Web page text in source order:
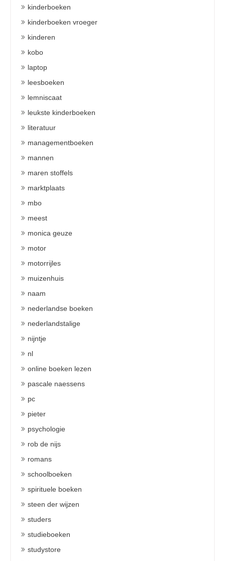
kinderboeken
kinderboeken vroeger
kinderen
kobo
laptop
leesboeken
lemniscaat
leukste kinderboeken
literatuur
managementboeken
mannen
maren stoffels
marktplaats
mbo
meest
monica geuze
motor
motorrijles
muizenhuis
naam
nederlandse boeken
nederlandstalige
nijntje
nl
online boeken lezen
pascale naessens
pc
pieter
psychologie
rob de nijs
romans
schoolboeken
spirituele boeken
steen der wijzen
studers
studieboeken
studystore